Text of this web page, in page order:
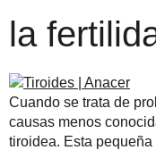
la
Cuando se trata de
causas menos
tiroidea. Esta